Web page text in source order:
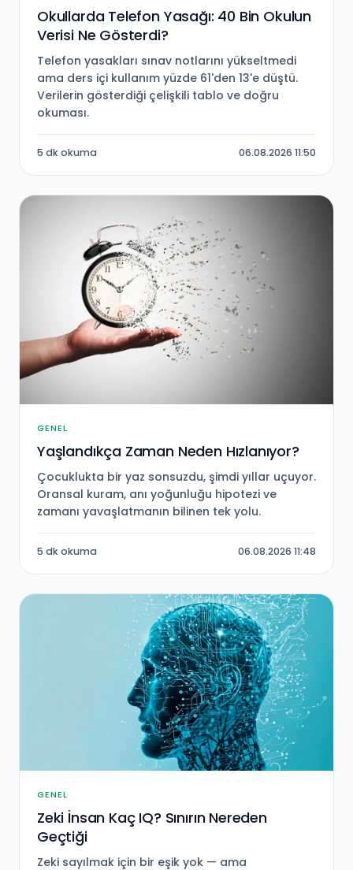
Okullarda Telefon Yasağı: 40 Bin Okulun
Verisi Ne Gösterdi?
Telefon yasakları sınav notlarını yükseltmedi
ama ders içi kullanım yüzde 61'den 13'e düştü.
Verilerin gösterdiği çelişkili tablo ve doğru
okuması.
5 dk okuma 06.08.2026 11:50
GENEL
Yaşlandıkça Zaman Neden Hızlanıyor?
Çocuklukta bir yaz sonsuzdu, şimdi yıllar uçuyor.
Oransal kuram, anı yoğunluğu hipotezi ve
zamanı yavaşlatmanın bilinen tek yolu.
5 dk okuma 06.08.2026 11:48
GENEL
Zeki İnsan Kaç IQ? Sınırın Nereden
Geçtiği
Zeki sayılmak için bir eşik yok — ama